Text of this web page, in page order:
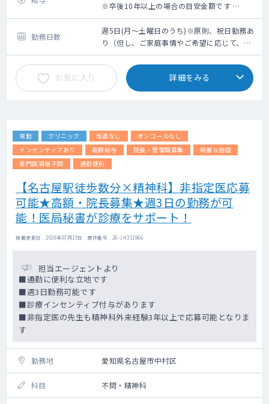
・月水金：月水金は午前と夜間の2クール
・火木土：午前の1クールのみ
・入院透析管理：最大100人（100床）
・夜間透析の実施：有(月水金) ※最終透析開
始時刻：18:30/最終透析終了時刻：22:30
※腹膜透析の実施：有
※卒後10年以上の場合の目安金額です
※個々の詳細金額は、面談を経たうえでの人
物評価、スキル、勤務条件による
勤務日数
週5日(月～土曜日のうち)※原則、祝日勤務あ
り（但し、ご家庭事情やご希望に応じて、祝
日休みも応相談）
お気に入り 詳細をみる
常勤 クリニック 当直なし
オンコールなし
インセンティブあり
高額給与 院長・管理職募集
綺麗な施設
専門医資格不問
通勤便利
【名古屋駅徒歩数分×精神科】非指定医応募
可能★高額・院長募集★週3日の勤務が可
能！医局秘書が診療をサポート！
掲載更新日 : 2026年07月15日 案件番号 : 26-JH311966
担当エージェントより
■通勤に便利な立地です
■週3日勤務可能です
■診療インセンティブ付与があります
■非指定医の先生も精神科外来経験3年以上で応募可能となりま
す
勤務地 愛知県名古屋市中村区
科目 不問・精神科